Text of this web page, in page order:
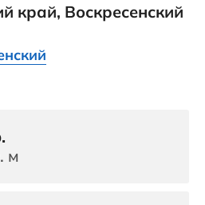
край, Воскресенский
м